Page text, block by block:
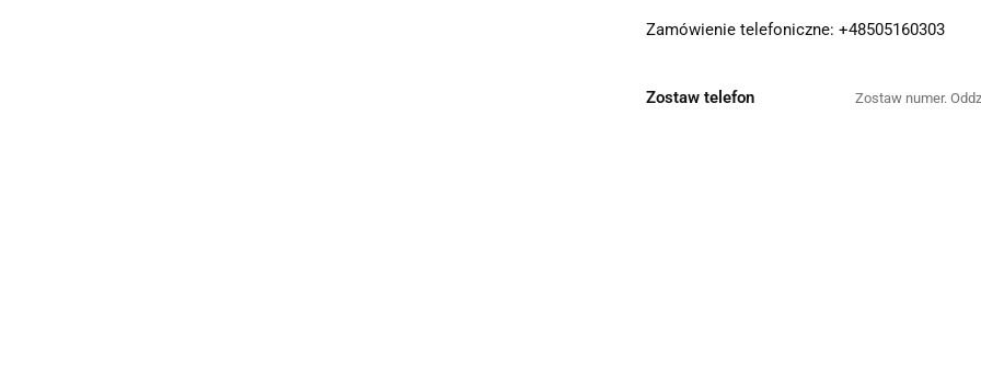
Zamówienie telefoniczne: +48505160303
Zostaw telefon